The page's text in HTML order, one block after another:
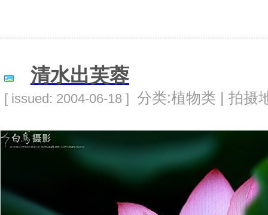
清水出芙蓉
[ issued: 2004-06-18 ] 分类:植物类 | 拍摄